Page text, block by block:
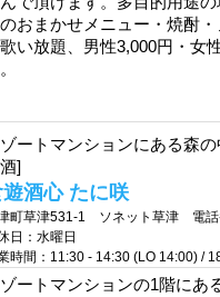
おまかせメニュー・焼酎
い放題、男性3,000円・女
ゾートマンションにある森
]
酒心 たに咲
町草津531-1 ソネット草津 電話
日：水曜日
時間：11:30 - 14:30 (LO 14:00) /
ゾートマンションの1階にあ